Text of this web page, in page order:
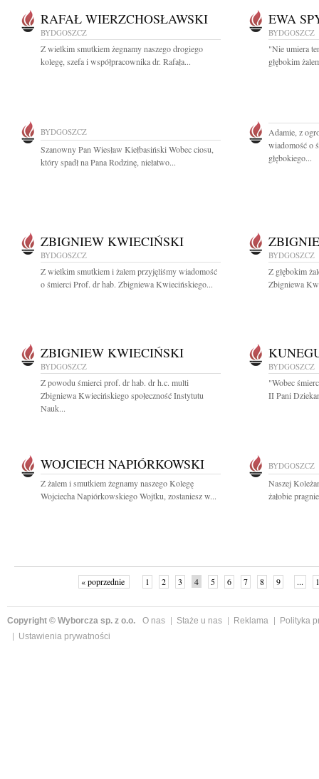
RAFAŁ WIERZCHOSŁAWSKI
BYDGOSZCZ
Z wielkim smutkiem żegnamy naszego drogiego
kolegę, szefa i współpracownika dr. Rafała...
EWA
BYDGOSZCZ
"Nie umiera
głębokim
BYDGOSZCZ
Szanowny Pan Wiesław Kiełbasiński Wobec ciosu,
który spadł na Pana Rodzinę, niełatwo...
Adamie, z
wiadomość o
głębokiego...
ZBIGNIEW KWIECIŃSKI
BYDGOSZCZ
Z wielkim smutkiem i żalem przyjęliśmy wiadomość
o śmierci Prof. dr hab. Zbigniewa Kwiecińskiego...
BYDGOSZCZ
Z głębokim
Zbigniewa
ZBIGNIEW KWIECIŃSKI
BYDGOSZCZ
Z powodu śmierci prof. dr hab. dr h.c. multi
Zbigniewa Kwiecińskiego społeczność Instytutu
Nauk...
BYDGOSZCZ
"Wobec
II Pani
WOJCIECH NAPIÓRKOWSKI
Z żalem i smutkiem żegnamy naszego Kolegę
Wojciecha Napiórkowskiego Wojtku, zostaniesz w...
BYDGOSZCZ
Naszej
żałobie
« poprzednie 1 2 3 4 5 6 7 8 9 ...
Copyright © Wyborcza sp. z o.o. O nas Staże u nas Reklama
Polityka
Ustawienia prywatności